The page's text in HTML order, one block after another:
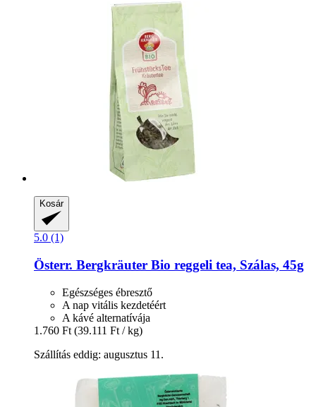
Kosár
5.0 (1)
Österr. Bergkräuter Bio reggeli tea, Szálas, 45g
Egészséges ébresztő
A nap vitális kezdetéért
A kávé alternatívája
1.760 Ft (39.111 Ft / kg)
Szállítás eddig: augusztus 11.